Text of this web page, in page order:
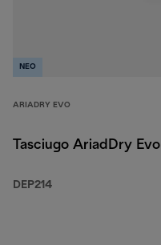
NEO
ARIADRY EVO
Tasciugo AriadDry Evo
DEP214